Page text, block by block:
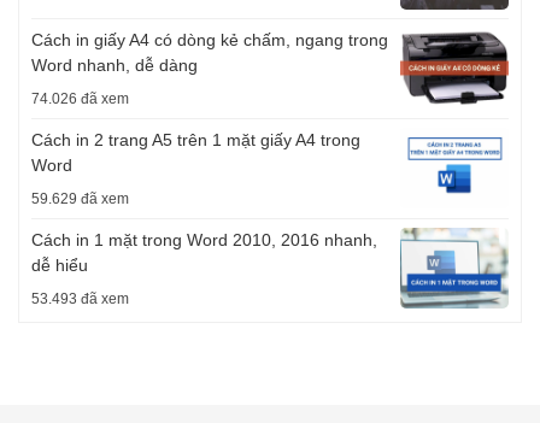
Cách in giấy A4 có dòng kẻ chấm, ngang trong
Word nhanh, dễ dàng
74.026 đã xem
Cách in 2 trang A5 trên 1 mặt giấy A4 trong
Word
59.629 đã xem
Cách in 1 mặt trong Word 2010, 2016 nhanh,
dễ hiểu
53.493 đã xem